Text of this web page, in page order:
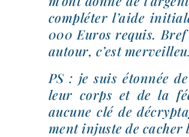
com­plé­ter l’aide
000 Euros requis.
autour, c’est
PS : je suis éton­née
leur corps et de la
aucune clé de
ment injuste de cacher